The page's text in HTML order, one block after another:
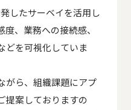
したサーベイを活用し
、業務への接続感、
どを可視化していま
がら、組織課題にアプ
提案しておりますの